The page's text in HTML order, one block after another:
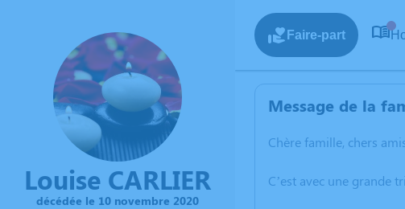
Louise CARLIER
décédée le 10 novembre 2020
Faire-part
Message de la
Chère famille, chers
C’est avec une grande